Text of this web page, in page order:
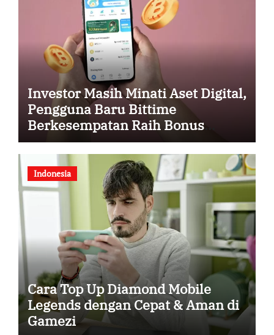
Investor Masih Minati Aset Digital,
Pengguna Baru Bittime
Berkesempatan Raih Bonus
Bitcoin
Indonesia
Cara Top Up Diamond Mobile
Legends dengan Cepat & Aman di
Gamezi